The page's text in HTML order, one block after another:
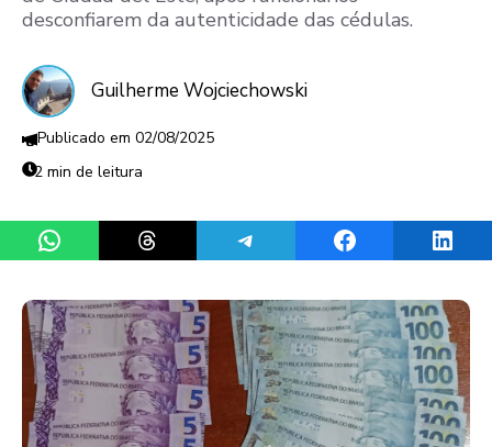
desconfiarem da autenticidade das cédulas.
Guilherme Wojciechowski
02/08/2025
2 min de leitura
Share on WhatsAppShare on ThreadsShare on TelegramShare on Facebook